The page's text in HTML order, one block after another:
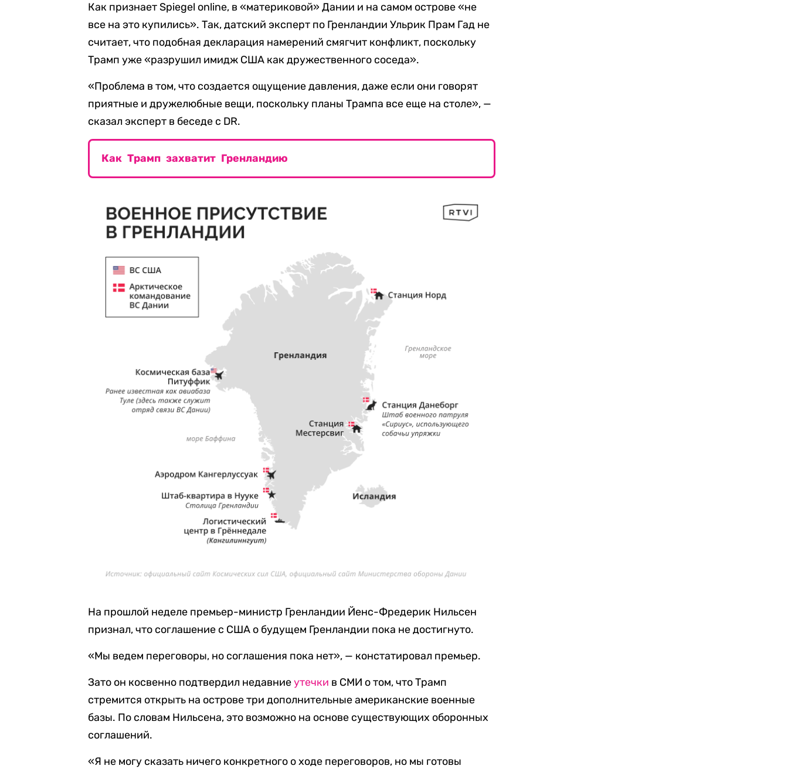
Как признает Spiegel online, в «материковой» Дании и на самом острове «не
все на это купились». Так, датский эксперт по Гренландии Ульрик Прам Гад не
считает, что подобная декларация намерений смягчит конфликт, поскольку
Трамп уже «разрушил имидж США как дружественного соседа».
«Проблема в том, что создается ощущение давления, даже если они говорят
приятные и дружелюбные вещи, поскольку планы Трампа все еще на столе», —
сказал эксперт в беседе с DR.
Как Трамп захватит Гренландию
На прошлой неделе премьер-министр Гренландии Йенс-Фредерик Нильсен
признал, что соглашение с США о будущем Гренландии пока не достигнуто.
«Мы ведем переговоры, но соглашения пока нет», — констатировал премьер.
Зато он косвенно подтвердил недавниеутечки в СМИ о том, что Трамп
стремится открыть на острове три дополнительные американские военные
базы. По словам Нильсена, это возможно на основе существующих оборонных
соглашений.
«Я не могу сказать ничего конкретного о ходе переговоров, но мы готовы